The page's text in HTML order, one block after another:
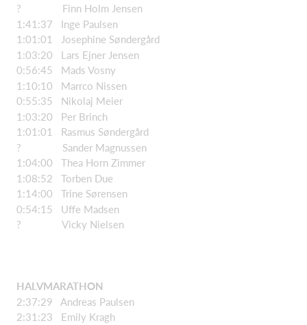
? Finn Holm Jensen
1:41:37 Inge Paulsen
1:01:01 Josephine Søndergård
1:03:20 Lars Ejner Jensen
0:56:45 Mads Vosny
1:10:10 Marrco Nissen
0:55:35 Nikolaj Meier
1:03:20 Per Brinch
1:01:01 Rasmus Søndergård
? Sander Magnussen
1:04:00 Thea Horn Zimmer
1:08:52 Torben Due
1:14:00 Trine Sørensen
0:54:15 Uffe Madsen
? Vicky Nielsen
HALVMARATHON
2:37:29 Andreas Paulsen
2:31:23 Emily Kragh